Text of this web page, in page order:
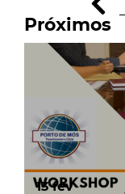
Próximos
13 fev